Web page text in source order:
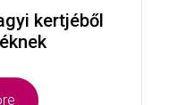
kertjéből